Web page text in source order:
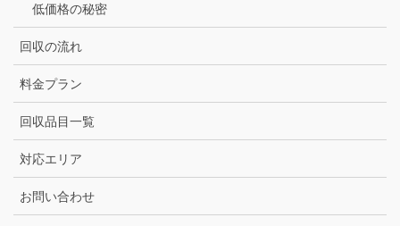
低価格の秘密
回収の流れ
料金プラン
回収品目一覧
対応エリア
お問い合わせ